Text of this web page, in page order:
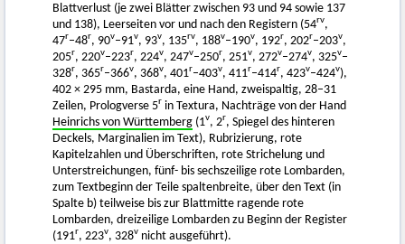
Blattverlust (je zwei Blätter zwischen 93 und 94 sowie 137
und 138), Leerseiten vor und nach den Registern (54rv,
47r–48r, 90v–91v, 93v, 135rv, 188v–190v, 192r, 202r–203v,
205r, 220v–223r, 224v, 247v–250r, 251v, 272v–274v, 325v–
328r, 365r–366v, 368v, 401r–403v, 411r–414r, 423v–424v),
402 × 295 mm, Bastarda, eine Hand, zweispaltig, 28–31
Zeilen, Prologverse 5r in Textura, Nachträge von der Hand
Heinrichs von Württemberg (1v, 2r, Spiegel des hinteren
Deckels, Marginalien im Text), Rubrizierung, rote
Kapitelzahlen und Überschriften, rote Strichelung und
Unterstreichungen, fünf- bis sechszeilige rote Lombarden,
zum Textbeginn der Teile spaltenbreite, über den Text (in
Spalte b) teilweise bis zur Blattmitte ragende rote
Lombarden, dreizeilige Lombarden zu Beginn der Register
(191r, 223v, 328v nicht ausgeführt).